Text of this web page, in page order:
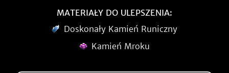
MATERIAŁY DO ULEPSZENIA:
Doskonały Kamień Runiczny
Kamień Mroku